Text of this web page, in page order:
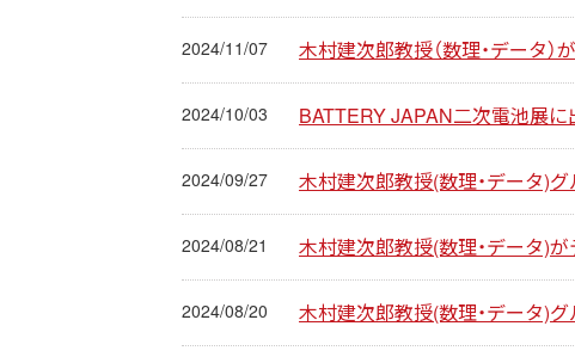
2024/11/07 木村建次郎教授（数理・データ）
2024/10/03 BATTERY JAPAN二次電池展
2024/09/27 木村建次郎教授(数理・データ)
2024/08/21 木村建次郎教授(数理・データ)
2024/08/20 木村建次郎教授(数理・データ)